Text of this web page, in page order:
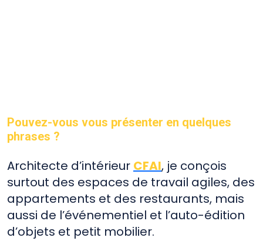
Pouvez-vous vous présenter en quelques
phrases ?
Architecte d’intérieur CFAI, je conçois
surtout des espaces de travail agiles, des
appartements et des restaurants, mais
aussi de l’événementiel et l’auto-édition
d’objets et petit mobilier.